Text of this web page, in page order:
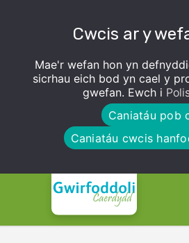
Cwcis ar y
Mae'r wefan hon yn
sicrhau eich bod yn cael y
gwefan. Ewch i
Caniatáu pob
Caniatáu cwcis